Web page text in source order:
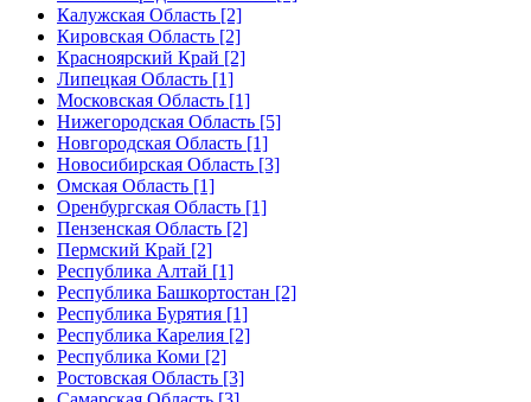
Калужская Область [2]
Кировская Область [2]
Красноярский Край [2]
Липецкая Область [1]
Московская Область [1]
Нижегородская Область [5]
Новгородская Область [1]
Новосибирская Область [3]
Омская Область [1]
Оренбургская Область [1]
Пензенская Область [2]
Пермский Край [2]
Республика Алтай [1]
Республика Башкортостан [2]
Республика Бурятия [1]
Республика Карелия [2]
Республика Коми [2]
Ростовская Область [3]